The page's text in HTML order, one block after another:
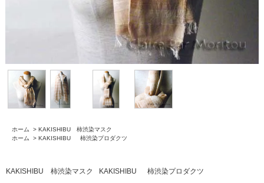
ホーム > KAKISHIBU 柿渋染マスク
ホーム
> KAKISHIBU 柿渋染プロダクツ
KAKISHIBU 柿渋染マスク KAKISHIBU 柿渋染プロダクツ